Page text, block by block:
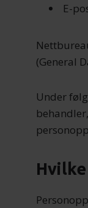
E-
(General
Under